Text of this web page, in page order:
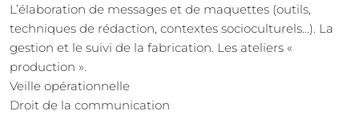
L’élaboration de messages et de maquettes (outils,
techniques de rédaction, contextes socioculturels...). La
gestion et le suivi de la fabrication. Les ateliers «
production ».
Veille opérationnelle
Droit de la communication